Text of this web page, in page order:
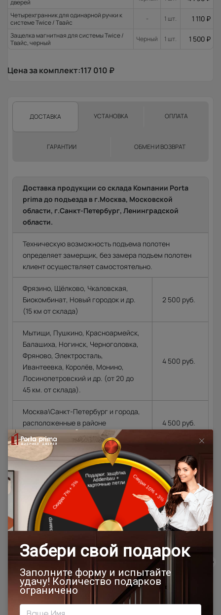
дверей
Четырехгранник для одинарной ручки к
системе Twice / Твайс
- 1 шт. 1 110 ₽
Защелка магнитная для системы Twice /
Твайс, черный
Черный 1 шт. 1 500 ₽
Цена за комплект:117 010 ₽
ДОСТАВКА УСТАНОВКА ОПЛАТА
ГАРАНТИИ ОБМЕН И ВОЗВРАТ
Доставка продукции со склада Компании Porta
prima до подъезда в г.Москва, Московской
области, г.Санкт-Петербург, Ленинградской
области.
Техническую возможность подъема полотен
определяет замерщик, без замера подъем полотен
клиент осуществляет самостоятельно.
Фрязино, Щёлково, Чкаловская,
Биокомбинат, Новый городок и др.
(15 км от склада)
2 500 руб.
Мытищи, Пушкино, Красноармейск,
Балашиха, Ногинск, Черноголовка,
Фряново, Электросталь,
Ивантеевка, Королёв, Монино,
Лосинопетровский и др. (от 20 до
45 км. от склада).
4 500 руб.
Москва\Санкт-Петербург и города,
расположенные в районе
МКАД\КАД до 10 км. в область.
4 500 руб.
Города Московской\Ленинградской
области, располагающиеся далее
10 км. от МКАД (кроме Щёлковского
шоссе)\КАД
4 500 руб.
+ 100
руб.\км. из
расчёта в
одну
сторону от
МКАД\КАД
Доставка в регионы осуществляется по тарифам нашего
дилера в данном регионе или, при заказе через запрос с
сайта, отдельно рассчитывается менеджером интернет-
магазина.
Подробная информация о доставке